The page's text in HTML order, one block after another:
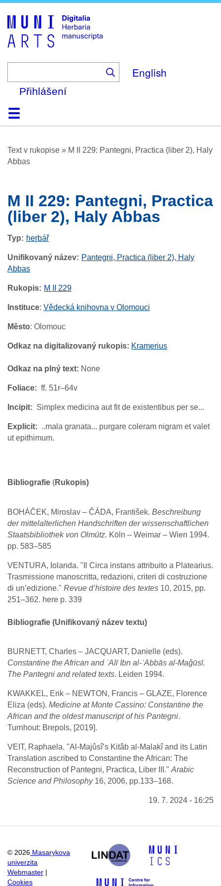
English
Přihlášení
DomůProhlížení
O platformě
Nápověda
KontaktDigitalia
Text v rukopise » M II 229: Pantegni, Practica (liber 2), Haly
Abbas
M II 229: Pantegni, Practica
(liber 2), Haly Abbas
Typ herbář
Unifikovaný název
Pantegni, Practica (liber 2), Haly
Abbas
Rukopis M II 229
Instituce: Vědecká knihovna v Olomouci
Město: Olomouc
Odkaz na digitalizovaný rukopis: Kramerius
Odkaz na plný text: None
Foliace ff. 51r–64v
Incipit Simplex medicina aut fit de existentibus per se...
Explicit
..mala granata... purgare coleram nigram et valet
ut epithimum.
Bibliografie (Rukopis)
BOHÁČEK, Miroslav – ČÁDA, František. Beschreibung
der mittelalterlichen Handschriften der wissenschaftlichen
Staatsbibliothek von Olmütz. Köln – Weimar – Wien 1994.
pp. 583–585
VENTURA, Iolanda. "Il Circa instans attribuito a Platearius.
Trasmissione manoscritta, redazioni, criteri di costruzione
di un’edizione." Revue d’histoire des textes 10, 2015, pp.
251–362. here p. 339
Bibliografie (Unifikovaný název textu)
BURNETT, Charles – JACQUART, Danielle (eds).
Constantine the African and ʿAlī Ibn al-ʿAbbās al-Maǧūsī.
The Pantegni and related texts. Leiden 1994.
KWAKKEL, Erik – NEWTON, Francis – GLAZE, Florence
Eliza (eds). Medicine at Monte Cassino: Constantine the
African and the oldest manuscript of his Pantegni.
Turnhout: Brepols, [2019].
VEIT, Raphaela. "Al-Majûsî’s Kitâb al-Malakî and its Latin
Translation ascribed to Constantine the African: The
Reconstruction of Pantegni, Practica, Liber III." Arabic
Science and Philosophy16, 2006, pp.133–168.
19. 7. 2024 - 16:25
© 2026 Masarykova
univerzita
Webmaster
Cookies